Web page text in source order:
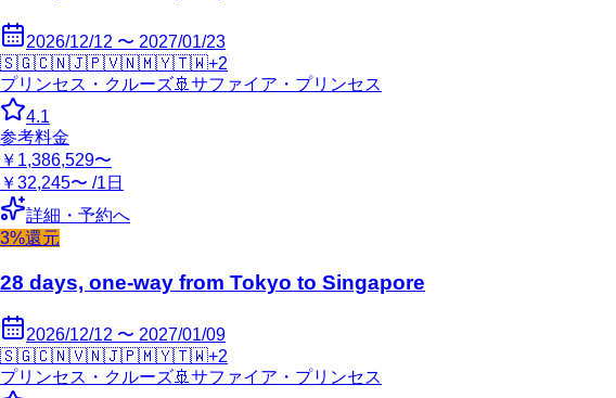
2026/12/12 〜 2027/01/23
🇸🇬🇨🇳🇯🇵🇻🇳🇲🇾🇹🇼+2
プリンセス・クルーズ🚢 サファイア・プリンセス
4.1
参考料金
￥1,386,529〜
￥32,245〜 /1日
詳細・予約へ
3%還元
28 days, one-way from Tokyo to Singapore
2026/12/12 〜 2027/01/09
🇸🇬🇨🇳🇻🇳🇯🇵🇲🇾🇹🇼+2
プリンセス・クルーズ🚢 サファイア・プリンセス